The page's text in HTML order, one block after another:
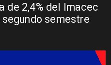
de 2,4% del Imacec
semestre